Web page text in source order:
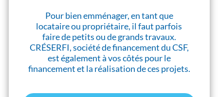
Pour bien emménager, en tant que
locataire ou propriétaire, il faut parfois
faire de petits ou de grands travaux.
CRÉSERFI, société de financement du CSF,
est également à vos côtés pour le
financement et la réalisation de ces projets.